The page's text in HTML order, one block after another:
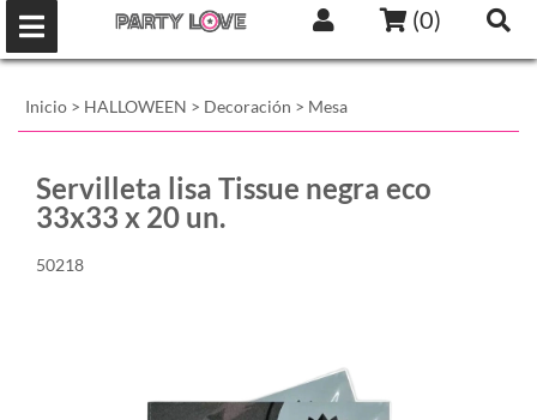
(0)
Inicio > HALLOWEEN > Decoración > Mesa
Servilleta lisa Tissue negra eco
33x33 x 20 un.
50218